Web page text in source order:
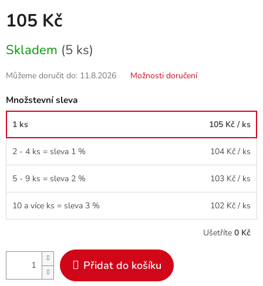
105 Kč
cena:
Skladem (5 ks)
Můžeme doručit do: 11.8.2026 Možnosti doručení
Množstevní sleva
1 ks 105 Kč / ks
2 - 4 ks = sleva 1 % 104 Kč / ks
5 - 9 ks = sleva 2 % 103 Kč / ks
10 a více ks = sleva 3 % 102 Kč / ks
Ušetříte 0 Kč
Přidat do košíku